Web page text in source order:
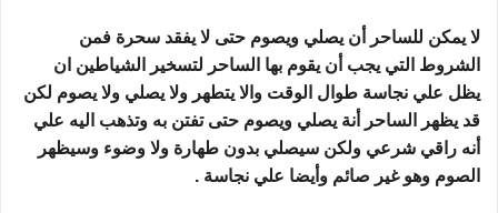
لا يمكن للساحر أن يصلي ويصوم حتى لا يفقد سحرة فمن
الشروط التي يجب أن يقوم بها الساحر لتسخير الشياطين ان
يظل علي نجاسة طوال الوقت والا يتطهر ولا يصلي ولا يصوم لكن
قد يظهر الساحر أنة يصلي ويصوم حتى تفتن به وتذهب اليه علي
أنه راقي شرعي ولكن سيصلي بدون طهارة ولا وضوء وسيظهر
الصوم وهو غير صائم وأيضا علي نجاسة .